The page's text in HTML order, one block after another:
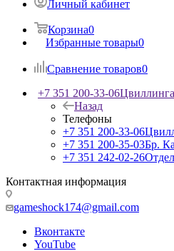
Личный кабинет
Корзина0
Избранные товары0
Сравнение товаров0
+7 351 200-33-06
Назад
Телефоны
+7 351 200-33-06
+7 351 200-35-03Бр.
+7 351 242-02-26
Контактная информация
gameshock174@gmail.com
Вконтакте
YouTube